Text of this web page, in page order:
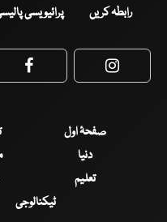
رابطہ کریں پرائیویسی
Facebook
صفحۂ اول
دنیا
تعلیم
ٹیکنالوجی